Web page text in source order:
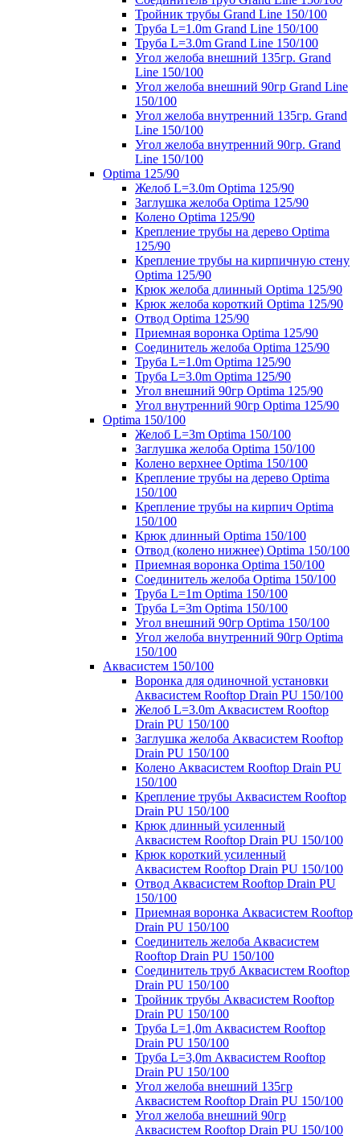
Тройник трубы Grand Line 150/100
Труба L=1.0m Grand Line 150/100
Труба L=3.0m Grand Line 150/100
Угол желоба внешний 135гр. Grand
Line 150/100
Угол желоба внешний 90гр Grand Line
150/100
Угол желоба внутренний 135гр. Grand
Line 150/100
Угол желоба внутренний 90гр. Grand
Line 150/100
Optima 125/90
Желоб L=3.0m Optima 125/90
Заглушка желоба Optima 125/90
Колено Optima 125/90
Крепление трубы на дерево Optima
125/90
Крепление трубы на кирпичную стену
Optima 125/90
Крюк желоба длинный Optima 125/90
Крюк желоба короткий Optima 125/90
Отвод Optima 125/90
Приемная воронка Optima 125/90
Соединитель желоба Optima 125/90
Труба L=1.0m Optima 125/90
Труба L=3.0m Optima 125/90
Угол внешний 90гр Optima 125/90
Угол внутренний 90гр Optima 125/90
Optima 150/100
Желоб L=3m Optima 150/100
Заглушка желоба Optima 150/100
Колено верхнее Optima 150/100
Крепление трубы на дерево Optima
150/100
Крепление трубы на кирпич Optima
150/100
Крюк длинный Optima 150/100
Отвод (колено нижнее) Optima 150/100
Приемная воронка Optima 150/100
Соединитель желоба Optima 150/100
Труба L=1m Optima 150/100
Труба L=3m Optima 150/100
Угол внешний 90гр Optima 150/100
Угол желоба внутренний 90гр Optima
150/100
Аквасистем 150/100
Воронка для одиночной установки
Аквасистем Rooftop Drain PU 150/100
Желоб L=3.0m Аквасистем Rooftop
Drain PU 150/100
Заглушка желоба Аквасистем Rooftop
Drain PU 150/100
Колено Аквасистем Rooftop Drain PU
150/100
Крепление трубы Аквасистем Rooftop
Drain PU 150/100
Крюк длинный усиленный
Аквасистем Rooftop Drain PU 150/100
Крюк короткий усиленный
Аквасистем Rooftop Drain PU 150/100
Отвод Аквасистем Rooftop Drain PU
150/100
Приемная воронка Аквасистем Rooftop
Drain PU 150/100
Соединитель желоба Аквасистем
Rooftop Drain PU 150/100
Соединитель труб Аквасистем Rooftop
Drain PU 150/100
Тройник трубы Аквасистем Rooftop
Drain PU 150/100
Труба L=1,0m Аквасистем Rooftop
Drain PU 150/100
Труба L=3,0m Аквасистем Rooftop
Drain PU 150/100
Угол желоба внешний 135гр
Аквасистем Rooftop Drain PU 150/100
Угол желоба внешний 90гр
Аквасистем Rooftop Drain PU 150/100